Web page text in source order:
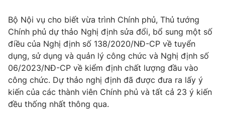
Thế giới đó đây
Câu chuyện quốc tế
Kinh tế
Tài chính
Thị trường
Góc doanh nghiệp
Dữ liệu và đời sống
Truyền hình
Phim VTV
Giải trí
Bộ Nội vụ cho biết vừa trình Chính phủ, Thủ tướng
Chính phủ dự thảo Nghị định sửa đổi, bổ sung một số
điều của Nghị định số 138/2020/NĐ-CP về tuyển
dụng, sử dụng và quản lý công chức và Nghị định số
06/2023/NĐ-CP về kiểm định chất lượng đầu vào
công chức. Dự thảo nghị định đã được đưa ra lấy ý
kiến của các thành viên Chính phủ và tất cả 23 ý kiến
đều thống nhất thông qua.